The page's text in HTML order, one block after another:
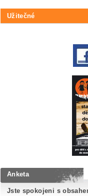
Užitečné
Anketa
Jste spokojeni s